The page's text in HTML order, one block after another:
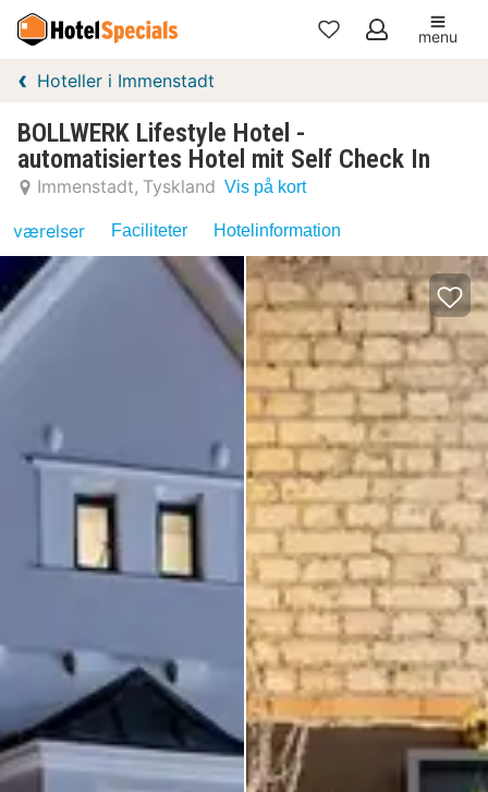
Mine
menu
Hoteller i Immenstadt
BOLLWERK Lifestyle Hotel -
automatisiertes Hotel mit Self Check In
Immenstadt Tyskland Vis på kort
værelser Faciliteter Hotelinformation